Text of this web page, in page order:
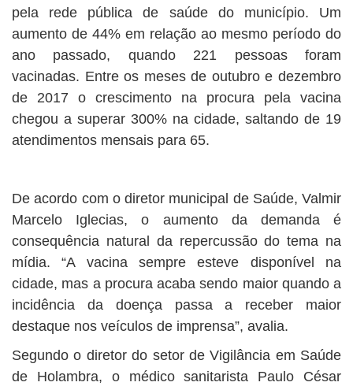
pela rede pública de saúde do município. Um
aumento de 44% em relação ao mesmo período do
ano passado, quando 221 pessoas foram
vacinadas. Entre os meses de outubro e dezembro
de 2017 o crescimento na procura pela vacina
chegou a superar 300% na cidade, saltando de 19
atendimentos mensais para 65.
De acordo com o diretor municipal de Saúde, Valmir
Marcelo Iglecias, o aumento da demanda é
consequência natural da repercussão do tema na
mídia. “A vacina sempre esteve disponível na
cidade, mas a procura acaba sendo maior quando a
incidência da doença passa a receber maior
destaque nos veículos de imprensa”, avalia.
Segundo o diretor do setor de Vigilância em Saúde
de Holambra, o médico sanitarista Paulo César